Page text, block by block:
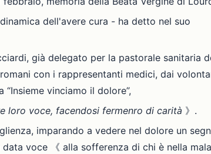
dell'avere cura - ha detto nel suo
già delegato per la pastorale sanitaria
con i rappresentanti medici, dai
vinciamo il dolore”,
loro voce, facendosi fermenro di carità 》.
imparando a vedere nel dolore un
voce 《 alla sofferenza di chi è nella